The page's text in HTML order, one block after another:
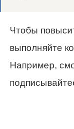
Чтобы
выполняйте
Например,